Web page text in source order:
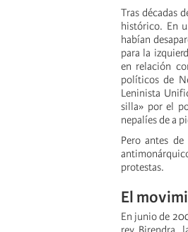
Tras décadas
histórico. En
habían
para la
en relación
políticos de
Leninista
silla» por el
nepalíes de a
Pero antes
protestas.
El
En junio de